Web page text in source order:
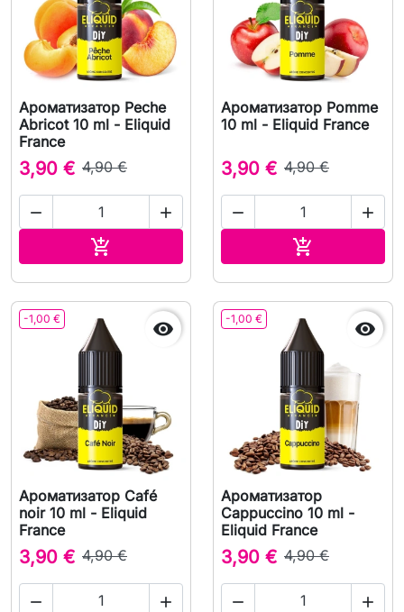
Ароматизатор Peche
Abricot 10 ml - Eliquid
France
3,90 € 4,90 €
 

Ароматизатор Pomme
10 ml - Eliquid France
3,90 € 4,90 €
 

-1,00 € 
Ароматизатор Café
noir 10 ml - Eliquid
France
3,90 € 4,90 €
 
-1,00 € 
Ароматизатор
Cappuccino 10 ml -
Eliquid France
3,90 € 4,90 €
 